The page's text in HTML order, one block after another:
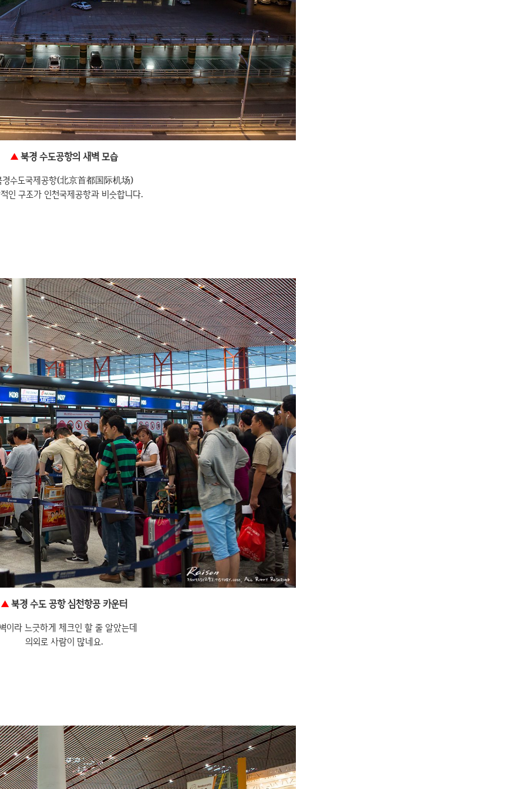
▲북경 수도공항의 새벽 모습
경수도국제공항(北京首都国际机场)
인 구조가 인천국제공항과 비슷합니다.
▲북경 수도 공항 심천항공 카운터
이라 느긋하게 체크인 할 줄 알았는데
의외로 사람이 많네요.